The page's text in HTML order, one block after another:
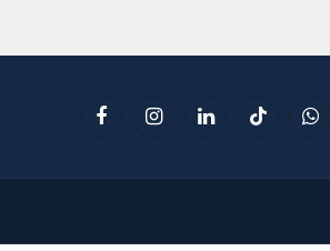
FacebookInstagramLinkedInTikTok